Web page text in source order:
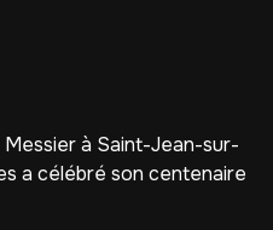
Messier à Saint-Jean-sur-
a célébré son centenaire